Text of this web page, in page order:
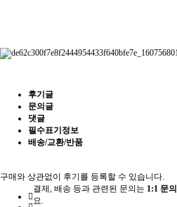
후기글
문의글
댓글
필수표기정보
배송/교환/반품
구매와 상관없이 후기를 등록할 수 있습니다.
결제, 배송 등과 관련된 문의는 1:1 문의
요.